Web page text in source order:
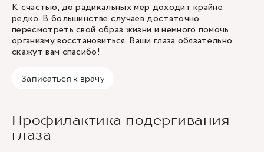
К счастью, до радикальных мер доходит крайне
редко. В большинстве случаев достаточно
пересмотреть свой образ жизни и немного помочь
организму восстановиться. Ваши глаза обязательно
скажут вам спасибо!
Записаться к врачу
Профилактика подергивания
глаза